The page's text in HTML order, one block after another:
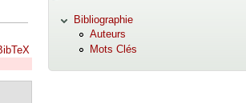
Bibliographie
Auteurs
Mots Clés